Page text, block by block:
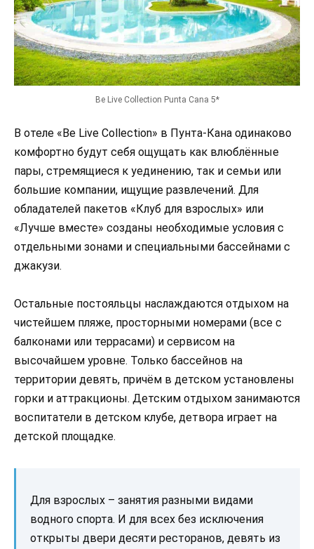
Be Live Collection Punta Cana 5*
В отеле «Be Live Collection» в Пунта-Кана одинаково
комфортно будут себя ощущать как влюблённые
пары, стремящиеся к уединению, так и семьи или
большие компании, ищущие развлечений. Для
обладателей пакетов «Клуб для взрослых» или
«Лучше вместе» созданы необходимые условия с
отдельными зонами и специальными бассейнами с
джакузи.
Остальные постояльцы наслаждаются отдыхом на
чистейшем пляже, просторными номерами (все с
балконами или террасами) и сервисом на
высочайшем уровне. Только бассейнов на
территории девять, причём в детском установлены
горки и аттракционы. Детским отдыхом занимаются
воспитатели в детском клубе, детвора играет на
детской площадке.
Для взрослых – занятия разными видами
водного спорта. И для всех без исключения
открыты двери десяти ресторанов, девять из